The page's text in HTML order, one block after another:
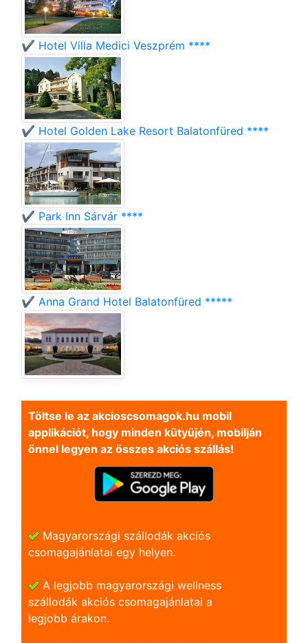
✔️ Hotel Villa Medici Veszprém ****
✔️ Hotel Golden Lake Resort Balatonfüred ****
✔️ Park Inn Sárvár ****
✔️ Anna Grand Hotel Balatonfüred *****
Töltse le az akcioscsomagok.hu mobil
applikációt, hogy minden kütyüjén, mobilján
önnel legyen az összes akciós szállás!
Magyarországi szállodák akciós
csomagajánlatai egy helyen.
A legjobb magyarországi wellness
szállodák akciós csomagajánlatai a
legjobb árakon.